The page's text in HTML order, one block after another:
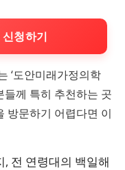
청하기
‘도안미래가정의학
들께 특히 추천하는 곳
방문하기 어렵다면 이
전 연령대의 백일해